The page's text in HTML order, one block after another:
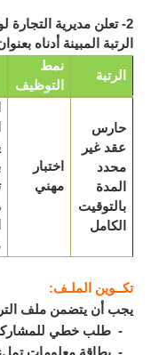
تعلن مديرية التجارة
المبينة أدناه بعنوان سنة 2018:
التوظيف
غير
اختبار
مهني
يثبتون
بدنية
الملـف:
أن يتضمن ملف الترشح
خطي للمشاركة
معلومات تملء من